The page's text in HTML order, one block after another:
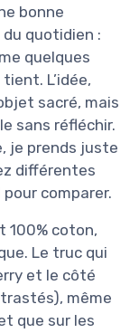
bonne
quotidien :
quelques
L’idée,
sacré, mais
sans réfléchir.
je prends juste
différentes
pour comparer.
100% coton,
Le truc qui
et le côté
même
que sur les